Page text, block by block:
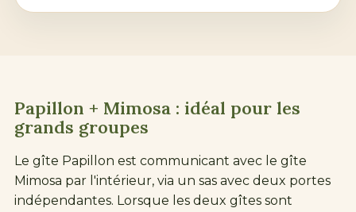
Papillon + Mimosa : idéal pour les
grands groupes
Le gîte Papillon est communicant avec le gîte
Mimosa par l'intérieur, via un sas avec deux portes
indépendantes. Lorsque les deux gîtes sont